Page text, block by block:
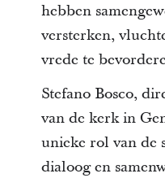
hebben
versterken,
vrede te
Stefano Bosco,
van de kerk in
unieke rol van de
dialoog en